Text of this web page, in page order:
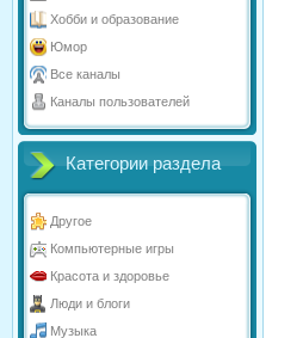
Хобби и образование
Юмор
Все каналы
Каналы пользователей
Категории раздела
Другое
Компьютерные игры
Красота и здоровье
Люди и блоги
Музыка